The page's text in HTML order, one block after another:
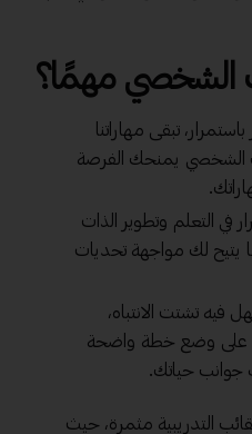
الشخصي مهمًا؟
باستمرار، تبقى مهاراتنا
الشخصي يمنحك الفرصة
في التعلم وتطوير الذات
يتيح لك مواجهة تحديات
فيه تشتت الانتباه،
على وضع خطة واضحة
جوانب حياتك.
التدريبية مثمرة، حيث